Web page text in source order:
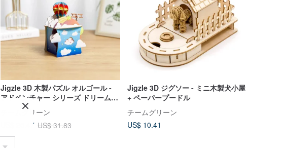
Jigzle 3D 木製パズル オルゴール -
アドベンチャー シリーズ ドリーム
アドベンチャー | 誕生日ギフト
チームグリーン
US$ 25.47 US$ 31.83
Jigzle 3D ジグソー - ミニ木製犬小屋
+ ペーパープードル
チームグリーン
US$ 10.41